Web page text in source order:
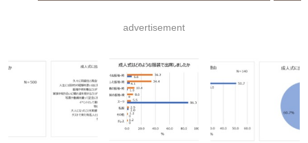
advertisement